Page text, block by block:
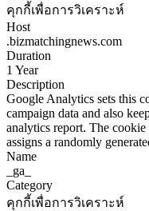
คุกกี้เพื่อการวิเคราะห์
Host
.bizmatchingnews.com
Duration
1 Year
Description
Google Analytics sets this
campaign data and also
analytics report. The
assigns a randomly
Name
_ga_
Category
คุกกี้เพื่อการวิเคราะห์